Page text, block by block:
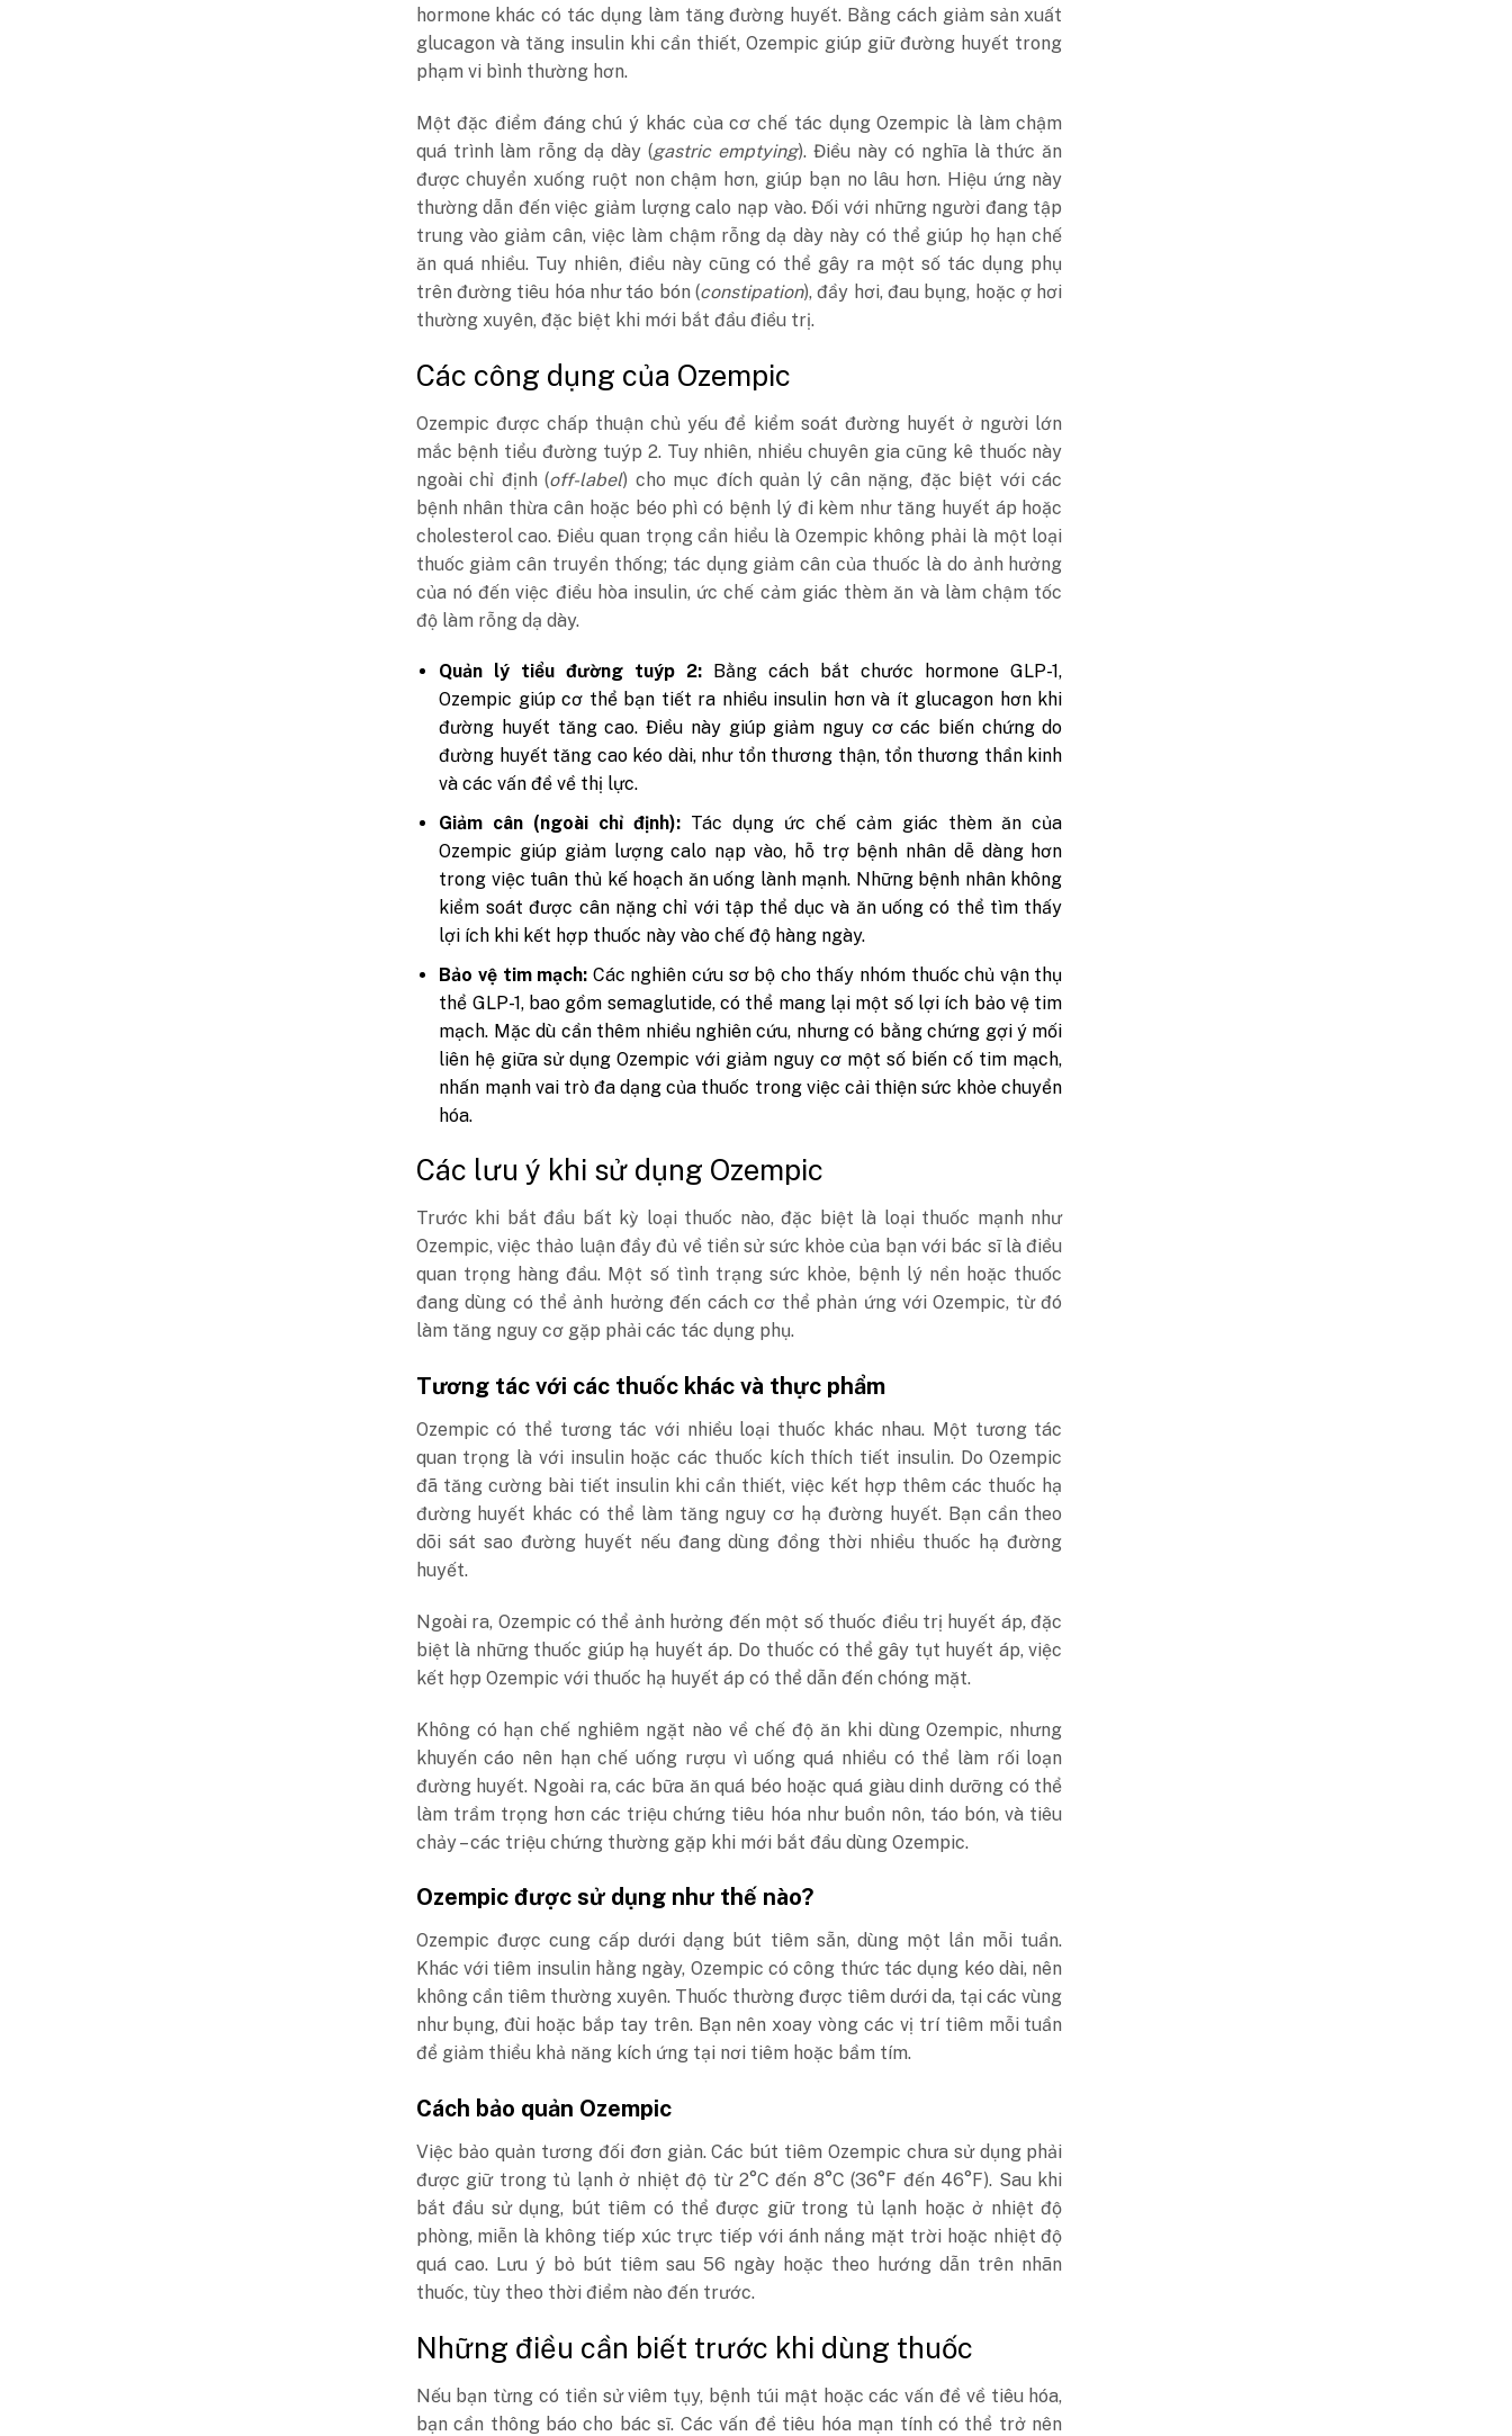
hormone khác có tác dụng làm tăng đường huyết. Bằng cách giảm sản xuất
glucagon và tăng insulin khi cần thiết, Ozempic giúp giữ đường huyết trong
phạm vi bình thường hơn.
Một đặc điểm đáng chú ý khác của cơ chế tác dụng Ozempic là làm chậm
quá trình làm rỗng dạ dày (gastric emptying). Điều này có nghĩa là thức ăn
được chuyển xuống ruột non chậm hơn, giúp bạn no lâu hơn. Hiệu ứng này
thường dẫn đến việc giảm lượng calo nạp vào. Đối với những người đang tập
trung vào giảm cân, việc làm chậm rỗng dạ dày này có thể giúp họ hạn chế
ăn quá nhiều. Tuy nhiên, điều này cũng có thể gây ra một số tác dụng phụ
trên đường tiêu hóa như táo bón (constipation), đầy hơi, đau bụng, hoặc ợ hơi
thường xuyên, đặc biệt khi mới bắt đầu điều trị.
Các công dụng của Ozempic
Ozempic được chấp thuận chủ yếu để kiểm soát đường huyết ở người lớn
mắc bệnh tiểu đường tuýp 2. Tuy nhiên, nhiều chuyên gia cũng kê thuốc này
ngoài chỉ định (off-label) cho mục đích quản lý cân nặng, đặc biệt với các
bệnh nhân thừa cân hoặc béo phì có bệnh lý đi kèm như tăng huyết áp hoặc
cholesterol cao. Điều quan trọng cần hiểu là Ozempic không phải là một loại
thuốc giảm cân truyền thống; tác dụng giảm cân của thuốc là do ảnh hưởng
của nó đến việc điều hòa insulin, ức chế cảm giác thèm ăn và làm chậm tốc
độ làm rỗng dạ dày.
Quản lý tiểu đường tuýp 2: Bằng cách bắt chước hormone GLP-1,
Ozempic giúp cơ thể bạn tiết ra nhiều insulin hơn và ít glucagon hơn khi
đường huyết tăng cao. Điều này giúp giảm nguy cơ các biến chứng do
đường huyết tăng cao kéo dài, như tổn thương thận, tổn thương thần kinh
và các vấn đề về thị lực.
Giảm cân (ngoài chỉ định): Tác dụng ức chế cảm giác thèm ăn của
Ozempic giúp giảm lượng calo nạp vào, hỗ trợ bệnh nhân dễ dàng hơn
trong việc tuân thủ kế hoạch ăn uống lành mạnh. Những bệnh nhân không
kiểm soát được cân nặng chỉ với tập thể dục và ăn uống có thể tìm thấy
lợi ích khi kết hợp thuốc này vào chế độ hàng ngày.
Bảo vệ tim mạch: Các nghiên cứu sơ bộ cho thấy nhóm thuốc chủ vận thụ
thể GLP-1, bao gồm semaglutide, có thể mang lại một số lợi ích bảo vệ tim
mạch. Mặc dù cần thêm nhiều nghiên cứu, nhưng có bằng chứng gợi ý mối
liên hệ giữa sử dụng Ozempic với giảm nguy cơ một số biến cố tim mạch,
nhấn mạnh vai trò đa dạng của thuốc trong việc cải thiện sức khỏe chuyển
hóa.
Các lưu ý khi sử dụng Ozempic
Trước khi bắt đầu bất kỳ loại thuốc nào, đặc biệt là loại thuốc mạnh như
Ozempic, việc thảo luận đầy đủ về tiền sử sức khỏe của bạn với bác sĩ là điều
quan trọng hàng đầu. Một số tình trạng sức khỏe, bệnh lý nền hoặc thuốc
đang dùng có thể ảnh hưởng đến cách cơ thể phản ứng với Ozempic, từ đó
làm tăng nguy cơ gặp phải các tác dụng phụ.
Tương tác với các thuốc khác và thực phẩm
Ozempic có thể tương tác với nhiều loại thuốc khác nhau. Một tương tác
quan trọng là với insulin hoặc các thuốc kích thích tiết insulin. Do Ozempic
đã tăng cường bài tiết insulin khi cần thiết, việc kết hợp thêm các thuốc hạ
đường huyết khác có thể làm tăng nguy cơ hạ đường huyết. Bạn cần theo
dõi sát sao đường huyết nếu đang dùng đồng thời nhiều thuốc hạ đường
huyết.
Ngoài ra, Ozempic có thể ảnh hưởng đến một số thuốc điều trị huyết áp, đặc
biệt là những thuốc giúp hạ huyết áp. Do thuốc có thể gây tụt huyết áp, việc
kết hợp Ozempic với thuốc hạ huyết áp có thể dẫn đến chóng mặt.
Không có hạn chế nghiêm ngặt nào về chế độ ăn khi dùng Ozempic, nhưng
khuyến cáo nên hạn chế uống rượu vì uống quá nhiều có thể làm rối loạn
đường huyết. Ngoài ra, các bữa ăn quá béo hoặc quá giàu dinh dưỡng có thể
làm trầm trọng hơn các triệu chứng tiêu hóa như buồn nôn, táo bón, và tiêu
chảy – các triệu chứng thường gặp khi mới bắt đầu dùng Ozempic.
Ozempic được sử dụng như thế nào?
Ozempic được cung cấp dưới dạng bút tiêm sẵn, dùng một lần mỗi tuần.
Khác với tiêm insulin hằng ngày, Ozempic có công thức tác dụng kéo dài, nên
không cần tiêm thường xuyên. Thuốc thường được tiêm dưới da, tại các vùng
như bụng, đùi hoặc bắp tay trên. Bạn nên xoay vòng các vị trí tiêm mỗi tuần
để giảm thiểu khả năng kích ứng tại nơi tiêm hoặc bầm tím.
Cách bảo quản Ozempic
Việc bảo quản tương đối đơn giản. Các bút tiêm Ozempic chưa sử dụng phải
được giữ trong tủ lạnh ở nhiệt độ từ 2°C đến 8°C (36°F đến 46°F). Sau khi
bắt đầu sử dụng, bút tiêm có thể được giữ trong tủ lạnh hoặc ở nhiệt độ
phòng, miễn là không tiếp xúc trực tiếp với ánh nắng mặt trời hoặc nhiệt độ
quá cao. Lưu ý bỏ bút tiêm sau 56 ngày hoặc theo hướng dẫn trên nhãn
thuốc, tùy theo thời điểm nào đến trước.
Những điều cần biết trước khi dùng thuốc
Nếu bạn từng có tiền sử viêm tụy, bệnh túi mật hoặc các vấn đề về tiêu hóa,
bạn cần thông báo cho bác sĩ. Các vấn đề tiêu hóa mạn tính có thể trở nên